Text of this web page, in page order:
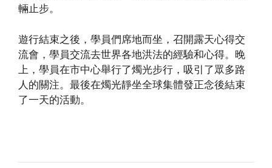
輛止步。
遊行結束之後，學員們席地而坐，召開露天心得交
流會，學員交流去世界各地洪法的經驗和心得。晚
上，學員在市中心舉行了燭光步行，吸引了眾多路
人的關注。最後在燭光靜坐全球集體發正念後結束
了一天的活動。